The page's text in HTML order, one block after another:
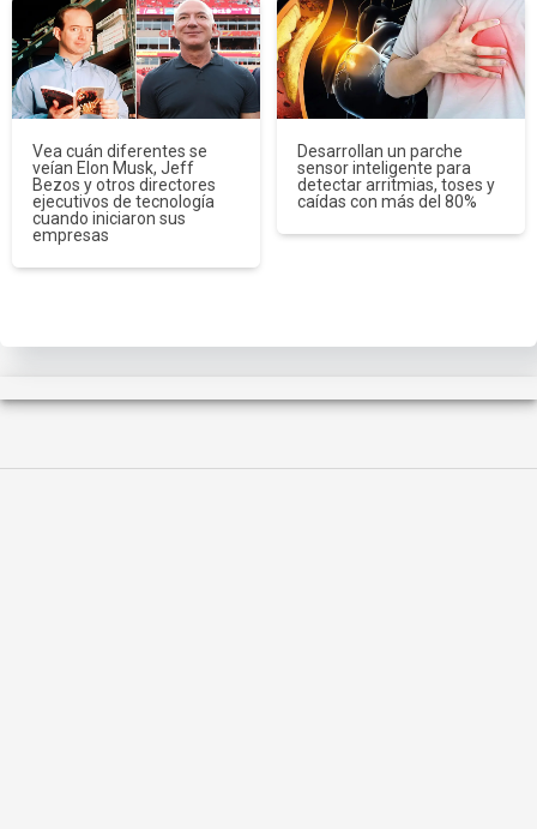
Vea cuán diferentes se
veían Elon Musk, Jeff
Bezos y otros directores
ejecutivos de tecnología
cuando iniciaron sus
empresas
Desarrollan un parche
sensor inteligente para
detectar arritmias, toses y
caídas con más del 80%